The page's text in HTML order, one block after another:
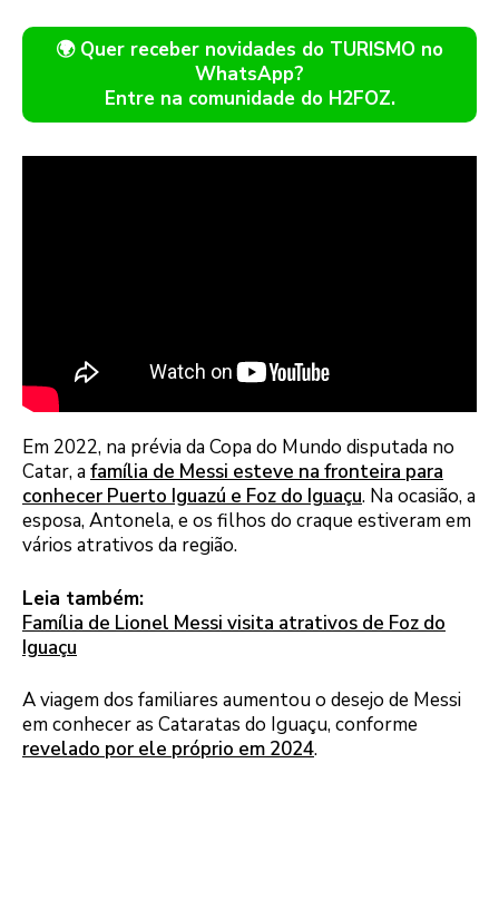
🌍 Quer receber novidades do TURISMO no
WhatsApp?
Entre na comunidade do H2FOZ.
Em 2022, na prévia da Copa do Mundo disputada no
Catar, afamília de Messi esteve na fronteira para
conhecer Puerto Iguazú e Foz do Iguaçu. Na ocasião, a
esposa, Antonela, e os filhos do craque estiveram em
vários atrativos da região.
Leia também:
Família de Lionel Messi visita atrativos de Foz do
Iguaçu
A viagem dos familiares aumentou o desejo de Messi
em conhecer as Cataratas do Iguaçu, conforme
revelado por ele próprio em 2024.